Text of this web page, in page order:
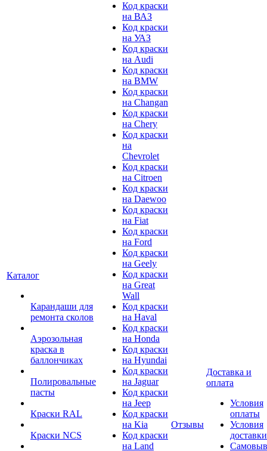
Каталог
Карандаши для
ремонта сколов
Аэрозольная
краска в
баллончиках
Полировальные
пасты
Краски RAL
Краски NCS
Код краски
на ВАЗ
Код краски
на УАЗ
Код краски
на Audi
Код краски
на BMW
Код краски
на Changan
Код краски
на Chery
Код краски
на
Chevrolet
Код краски
на Citroen
Код краски
на Daewoo
Код краски
на Fiat
Код краски
на Ford
Код краски
на Geely
Код краски
на Great
Wall
Код краски
на Haval
Код краски
на Honda
Код краски
на Hyundai
Код краски
на Jaguar
Код краски
на Jeep
Код краски
на Kia
Код краски
на Land
Отзывы
Доставка и
оплата
Условия
оплаты
Условия
доставки